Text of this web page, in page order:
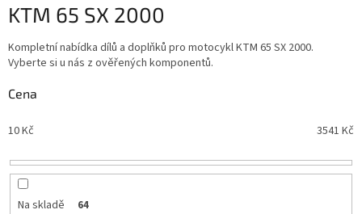
KTM 65 SX 2000
Kompletní nabídka dílů a doplňků pro motocykl KTM 65 SX 2000.
Vyberte si u nás z ověřených komponentů.
Cena
10Kč 3541 Kč
Na skladě 64